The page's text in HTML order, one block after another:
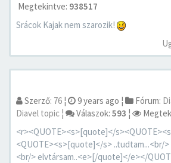
Megtekintve: 938517
Srácok Kajak nem szarozik!
Szerző: 76 ¦ 9 years ago ¦ Fórum:
Diavel topic ¦ Válaszok: 593 ¦
<r><QUOTE><s>[quote]</
<QUOTE><s>[quote]</s> ..tudtam...<br/
<br/> elvtársam..<e>[/quote]</e></